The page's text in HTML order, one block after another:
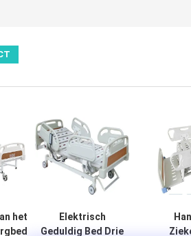
het
Elektrisch
Geduldig Bed Drie